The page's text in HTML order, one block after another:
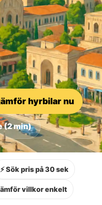
hyrbilar nu
(2 min)
⚡ Sök pris på 30 sek
villkor enkelt